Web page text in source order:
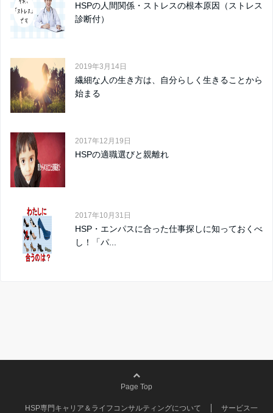
HSPの人間関係・ストレスの根本原因（ストレス
診断付）
2019年3月14日
繊細な人の生き方は、自分らしく生きることから
始まる
2017年12月19日
HSPの適職選びと親離れ
2017年10月31日
HSP・エンパスに合った仕事探しに知っておくべ
し！「パ...
Page Top
HSP専門キャリア＆ライフコンサルティングについて サービス一